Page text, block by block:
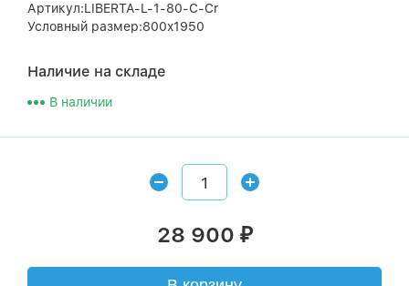
Артикул:LIBERTA-L-1-80-C-Cr
Условный размер:800x1950
Наличие на складе
В наличии
28 900 ₽